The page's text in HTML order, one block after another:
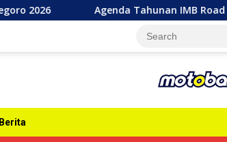
Agenda Tahunan IMB Road Race
Berita